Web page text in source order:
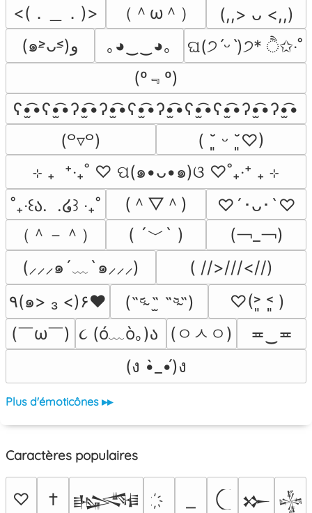
<(．＿．)> （＾ω＾）
(,,> ᴗ <,,)
(๑˃̵ᴗ˂̵)و
｡◕‿‿◕｡
ଘ(੭ˊᵕˋ)੭* ੈ✩‧˚
(º﹃º)
ʕ•̫͡•ʕ•̫͡•ʔ•̫͡•ʔ•̫͡•ʕ•̫͡•ʔ•̫͡•ʕ•̫͡•ʕ•̫͡•ʔ•̫͡•ʔ•̫͡•
(꒪▿꒪)
( ˘͈ ᵕ ˘͈♡)
⊹ ₊  ⁺‧₊˚ ♡ ପ(๑•ᴗ•๑)ଓ ♡˚₊‧⁺ ₊ ⊹
˚₊‧꒰ა.  .໒꒱ ‧₊˚
(＾▽＾)
♡´･ᴗ･`♡
（＾－＾）
( ´﹀` )
(￢_￢)
(⸝⸝⸝๑´﹏`๑⸝⸝⸝)
( //>///<//)
٩(๑> ₃ <)۶♥
(˵ᵕ̴᷄ ˶̫ ˶ᵕ̴᷅˵)
♡(˃͈ ˂͈ )
(￣ω￣﻿) ૮ (ó﹏ò｡)ა (ㅇㅅㅇ)
≖‿≖
(ง •̀_•́)ง
Plus d'émoticônes ▸▸
Caractères populaires
♡ † 𒈙 𒁍 𒈔